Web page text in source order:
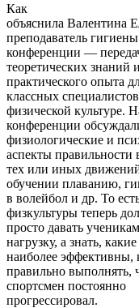
Как
объяснила Валентина
преподаватель
конференции —
теоретических знаний и
практического опыта
классных
физической культуре.
конференции
физиологические и
аспекты правильности
тех или иных
обучении плаванию,
в волейбол и др. То
физкультуры теперь
просто давать
нагрузку, а знать,
наиболее эффективны,
правильно выполнять,
спортсмен постоянно
прогрессировал.